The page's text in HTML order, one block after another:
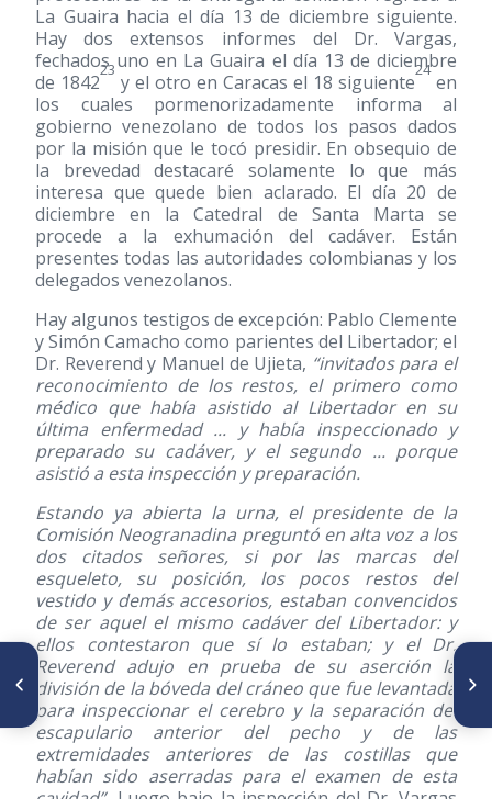
La Guaira hacia el día 13 de diciembre siguiente.
Hay dos extensos informes del Dr. Vargas,
fechados uno en La Guaira el día 13 de diciembre
de 1842
23
y el otro en Caracas el 18 siguiente
24
en
los cuales pormenorizadamente informa al
gobierno venezolano de todos los pasos dados
por la misión que le tocó presidir. En obsequio de
la brevedad destacaré solamente lo que más
interesa que quede bien aclarado. El día 20 de
diciembre en la Catedral de Santa Marta se
procede a la exhumación del cadáver. Están
presentes todas las autoridades colombianas y los
delegados venezolanos.
Hay algunos testigos de excepción: Pablo Clemente
y Simón Camacho como parientes del Libertador; el
Dr. Reverend y Manuel de Ujieta, “invitados para el
reconocimiento de los restos, el primero como
médico que había asistido al Libertador en su
última enfermedad ... y había inspeccionado y
preparado su cadáver, y el segundo ... porque
asistió a esta inspección y preparación.
Estando ya abierta la urna, el presidente de la
Comisión Neogranadina preguntó en alta voz a los
dos citados señores, si por las marcas del
esqueleto, su posición, los pocos restos del
vestido y demás accesorios, estaban convencidos
de ser aquel el mismo cadáver del Libertador: y
ellos contestaron que sí lo estaban; y el Dr.
Reverend adujo en prueba de su aserción la
división de la bóveda del cráneo que fue levantada
para inspeccionar el cerebro y la separación del
escapulario anterior del pecho y de las
extremidades anteriores de las costillas que
habían sido aserradas para el examen de esta
ARTÍCULO ANTERIOR
Francisco Plaza Izquierdo:
Pasión por la ciencia, la
cirugía, la divulgación del
conocimiento y la historia
SIGUIENTE ARTÍCULO
Salud y enfermedad en el
siglo XIX: pistas para su
estudio